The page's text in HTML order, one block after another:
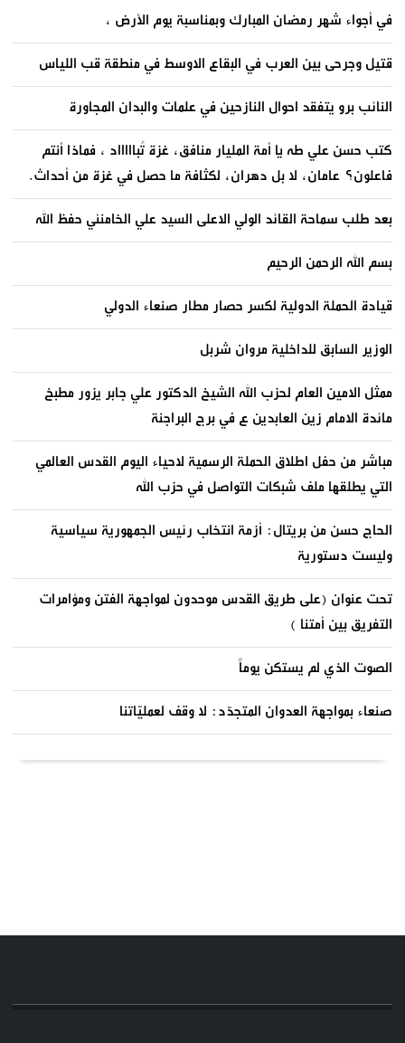
في أجواء شهر رمضان المبارك وبمناسبة يوم الأرض ،
قتيل وجرحى بين العرب في البقاع الاوسط في منطقة قب اللياس
النائب برو يتفقد احوال النازحين في علمات والبدان المجاورة
كتب حسن علي طه يا أمة المليار منافق، غزة تُباااااد ، فماذا أنتم
فاعلون؟ عامان، لا بل دهران، لكثافة ما حصل في غزة من أحداث.
بعد طلب سماحة القائد الولي الاعلى السيد علي الخامنئي حفظ الله
بسم الله الرحمن الرحيم
قيادة الحملة الدولية لكسر حصار مطار صنعاء الدولي
الوزير السابق للداخلية مروان شربل
ممثل الامين العام لحزب الله الشيخ الدكتور علي جابر يزور مطبخ
مائدة الامام زين العابدين ع في برج البراجنة
مباشر من حفل اطلاق الحملة الرسمية لاحياء اليوم القدس العالمي
التي يطلقها ملف شبكات التواصل في حزب الله
الحاج حسن من بريتال: أزمة انتخاب رئيس الجمهورية سياسية
وليست دستورية
تحت عنوان (على طريق القدس موحدون لمواجهة الفتن ومؤامرات
التفريق بين أمتنا )
الصوت الذي لم يستكن يوماً
صنعاء بمواجهة العدوان المتجدّد: لا وقف لعمليّاتنا